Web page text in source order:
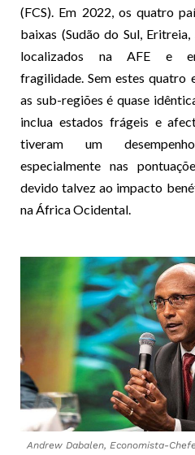
(FCS). Em 2022, os quatro
baixas (Sudão do Sul,
localizados na AFE e
fragilidade. Sem estes quatro
as sub-regiões é quase
inclua estados frágeis e
tiveram um
especialmente nas
devido talvez ao impacto
na África Ocidental.
Andrew Dabalen, Economista-